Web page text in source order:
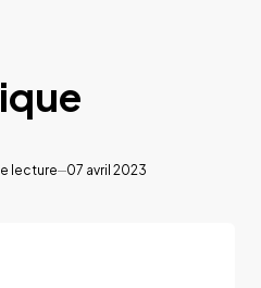
lecture 07 avril 2023